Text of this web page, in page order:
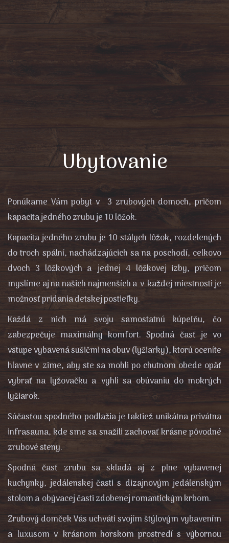
Ubytovanie
Ponúkame Vám pobyt v 3 zrubových domoch, pričom
kapacita jedného zrubu je 10 lôžok.
Kapacita jedného zrubu je 10 stálych lôžok, rozdelených
do troch spální, nachádzajúcich sa na poschodí, celkovo
dvoch 3 lôžkových a jednej 4 lôžkovej izby, pričom
myslíme aj na našich najmenších a v každej miestnosti je
možnosť pridania detskej postieľky.
Každá z nich má svoju samostatnú kúpeľňu, čo
zabezpečuje maximálny komfort. Spodná časť je vo
vstupe vybavená sušičmi na obuv (lyžiarky), ktorú oceníte
hlavne v zime, aby ste sa mohli po chutnom obede opäť
vybrať na lyžovačku a vyhli sa obúvaniu do mokrých
lyžiarok.
Súčasťou spodného podlažia je taktiež unikátna privátna
infrasauna, kde sme sa snažili zachovať krásne pôvodné
zrubové steny.
Spodná časť zrubu sa skladá aj z plne vybavenej
kuchynky, jedálenskej časti s dizajnovým jedálenským
stolom a obývacej časti zdobenej romantickým krbom.
Zrubový domček Vás uchváti svojím štýlovým vybavením
a luxusom v krásnom horskom prostredí s výbornou